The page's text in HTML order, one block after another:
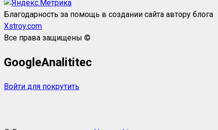
Благодарность за помощь в создании сайта автору блога
Xstroy.com
Все права защищены ©
GoogleAnalititec
Войти для покрутить